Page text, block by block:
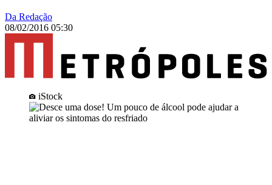
Da Redação
08/02/2016 05:30
iStock